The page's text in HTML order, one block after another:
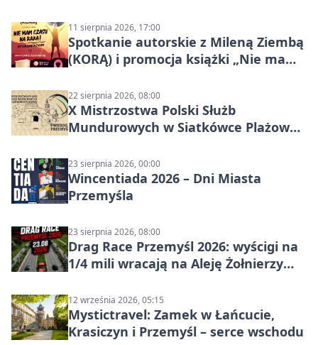
11 sierpnia 2026, 17:00
Spotkanie autorskie z Mileną Ziembą
(KORĄ) i promocja książki „Nie mam
22 sierpnia 2026, 08:00
X Mistrzostwa Polski Służb
Mundurowych w Siatkówce Plażowej
23 sierpnia 2026, 00:00
Wincentiada 2026 – Dni Miasta
Przemyśla
23 sierpnia 2026, 08:00
Drag Race Przemyśl 2026: wyścigi na
1/4 mili wracają na Aleję Żołnierzy
12 września 2026, 05:15
Mystictravel: Zamek w Łańcucie,
Krasiczyn i Przemyśl – serce wschodu